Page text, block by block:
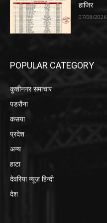
हाजिर
07/08/2026
POPULAR CATEGORY
कुशीनगर समाचार
पडरौना
कसया
प्रदेश
अन्य
हाटा
देवरिया न्यूज़ हिन्दी
देश